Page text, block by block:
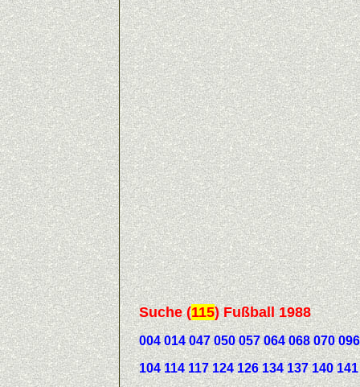
Suche(115) Fußball 1988
004 014 047 050 057 064 068 070
104 114 117 124 126 134 137 140 141